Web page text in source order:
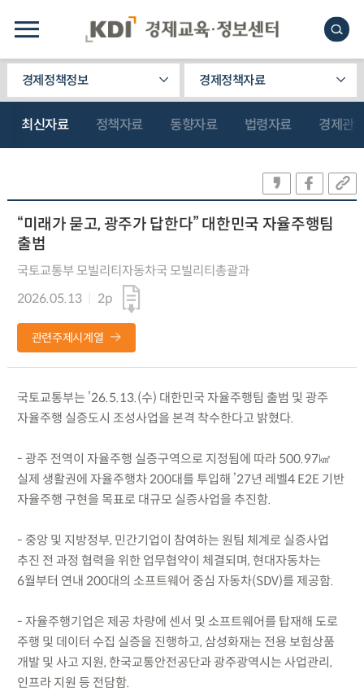
경제정책정보 경제정책자료
최신자료 정책자료 동향자료 법령자료 경제관
“미래가 묻고, 광주가 답한다” 대한민국 자율주행팀
출범
국토교통부 모빌리티자동차국 모빌리티총괄과
2026.05.13
2p
관련주제시계열
국토교통부는 ’26.5.13.(수) 대한민국 자율주행팀 출범 및 광주
자율주행 실증도시 조성사업을 본격 착수한다고 밝혔다.
- 광주 전역이 자율주행 실증구역으로 지정됨에 따라 500.97㎢
실제 생활권에 자율주행차 200대를 투입해 ’27년 레벨4 E2E 기반
자율주행 구현을 목표로 대규모 실증사업을 추진함.
- 중앙 및 지방정부, 민간기업이 참여하는 원팀 체계로 실증사업
추진 전 과정 협력을 위한 업무협약이 체결되며, 현대자동차는
6월부터 연내 200대의 소프트웨어 중심 자동차(SDV)를 제공함.
- 자율주행기업은 제공 차량에 센서 및 소프트웨어를 탑재해 도로
주행 및 데이터 수집 실증을 진행하고, 삼성화재는 전용 보험상품
개발 및 사고 지원, 한국교통안전공단과 광주광역시는 사업관리,
인프라 지원 등 전담함.